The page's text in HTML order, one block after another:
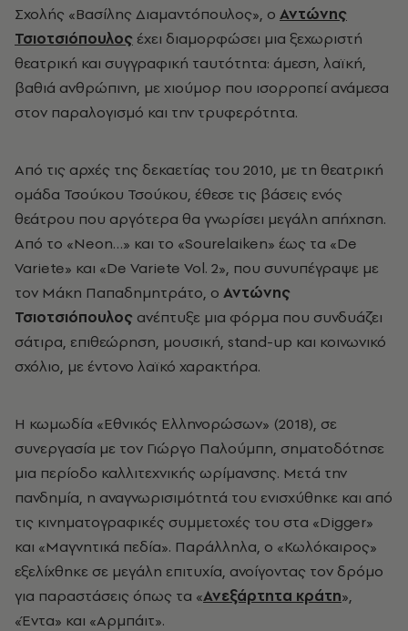
Σχολής «Βασίλης Διαμαντόπουλος», ο Αντώνης
Τσιοτσιόπουλος έχει διαμορφώσει μια ξεχωριστή
θεατρική και συγγραφική ταυτότητα: άμεση, λαϊκή,
βαθιά ανθρώπινη, με χιούμορ που ισορροπεί ανάμεσα
στον παραλογισμό και την τρυφερότητα.
Από τις αρχές της δεκαετίας του 2010, με τη θεατρική
ομάδα Τσούκου Τσούκου, έθεσε τις βάσεις ενός
θεάτρου που αργότερα θα γνωρίσει μεγάλη απήχηση.
Από το «Neon…» και το «Sourelaiken» έως τα «De
Variete» και «De Variete Vol. 2», που συνυπέγραψε με
τον Μάκη Παπαδημητράτο, ο Αντώνης
Τσιοτσιόπουλος ανέπτυξε μια φόρμα που συνδυάζει
σάτιρα, επιθεώρηση, μουσική, stand-up και κοινωνικό
σχόλιο, με έντονο λαϊκό χαρακτήρα.
Η κωμωδία «Εθνικός Ελληνορώσων» (2018), σε
συνεργασία με τον Γιώργο Παλούμπη, σηματοδότησε
μια περίοδο καλλιτεχνικής ωρίμανσης. Μετά την
πανδημία, η αναγνωρισιμότητά του ενισχύθηκε και από
τις κινηματογραφικές συμμετοχές του στα «Digger»
και «Μαγνητικά πεδία». Παράλληλα, ο «Κωλόκαιρος»
εξελίχθηκε σε μεγάλη επιτυχία, ανοίγοντας τον δρόμο
για παραστάσεις όπως τα «Ανεξάρτητα κράτη»,
«Έντα» και «Αρμπάιτ».